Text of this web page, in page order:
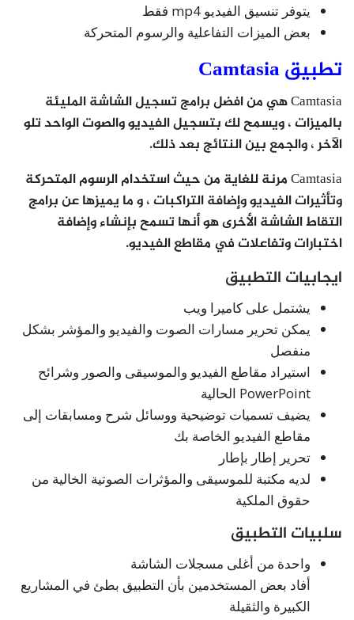
يتوفر تنسيق الفيديو mp4 فقط
بعض الميزات التفاعلية والرسوم المتحركة
تطبيق Camtasia
Camtasia هي من افضل برامج تسجيل الشاشة المليئة
بالميزات ، ويسمح لك بتسجيل الفيديو والصوت الواحد تلو
الآخر ، والجمع بين النتائج بعد ذلك.
Camtasia مرنة للغاية من حيث استخدام الرسوم المتحركة
وتأثيرات الفيديو وإضافة التراكبات ، و ما يميزها عن برامج
التقاط الشاشة الأخرى هو أنها تسمح بإنشاء وإضافة
اختبارات وتفاعلات في مقاطع الفيديو.
ايجابيات التطبيق
يشتمل على كاميرا ويب
يمكن تحرير مسارات الصوت والفيديو والمؤشر بشكل
منفصل
استيراد مقاطع الفيديو والموسيقى والصور وشرائح
PowerPoint الحالية
يضيف تسميات توضيحية ووسائل شرح ومسابقات إلى
مقاطع الفيديو الخاصة بك
تحرير إطار بإطار
لديه مكتبة للموسيقى والمؤثرات الصوتية الخالية من
حقوق الملكية
سلبيات التطبيق
واحدة من أغلى مسجلات الشاشة
أفاد بعض المستخدمين بأن التطبيق بطئ في المشاريع
الكبيرة والثقيلة